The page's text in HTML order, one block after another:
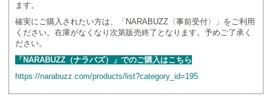
ます。
確実にご購入されたい方は、「NARABUZZ〈事前受付〉」をご利用
ください。在庫がなくなり次第販売終了となります。予めご了承く
ださい。
「NARABUZZ（ナラバズ）」でのご購入はこちら
https://narabuzz.com/products/list?category_id=195